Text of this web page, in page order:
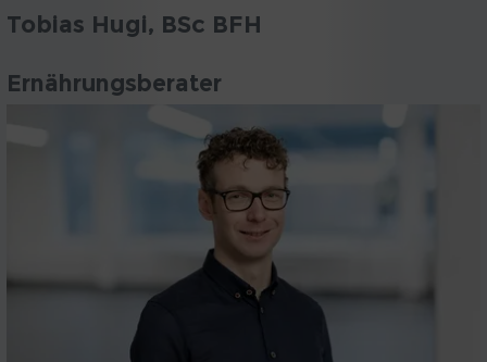
Tobias Hugi, BSc BFH
Ernährungsberater